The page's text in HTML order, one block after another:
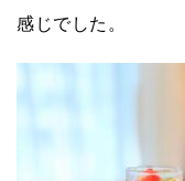
感じでした。